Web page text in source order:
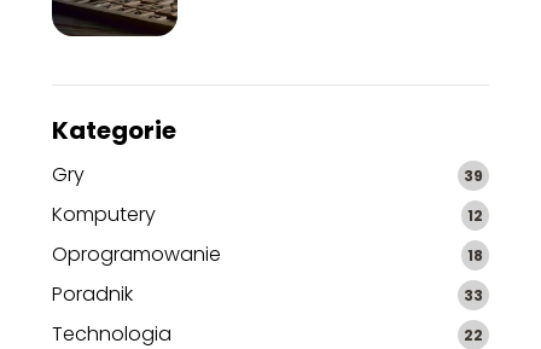
Kategorie
Gry 39
Komputery 12
Oprogramowanie 18
Poradnik 33
Technologia 22